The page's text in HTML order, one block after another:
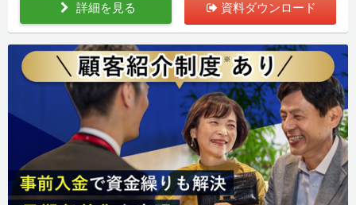
詳細を見る 資料ダウンロード